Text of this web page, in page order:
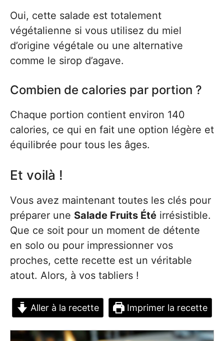
Oui, cette salade est totalement
végétalienne si vous utilisez du miel
d’origine végétale ou une alternative
comme le sirop d’agave.
Combien de calories par portion ?
Chaque portion contient environ 140
calories, ce qui en fait une option légère et
équilibrée pour tous les âges.
Et voilà !
Vous avez maintenant toutes les clés pour
préparer une Salade Fruits Été irrésistible.
Que ce soit pour un moment de détente
en solo ou pour impressionner vos
proches, cette recette est un véritable
atout. Alors, à vos tabliers !
Aller à la recette Imprimer la recette